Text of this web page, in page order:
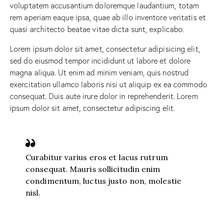
voluptatem accusantium doloremque laudantium, totam
rem aperiam eaque ipsa, quae ab illo inventore veritatis et
quasi architecto beatae vitae dicta sunt, explicabo.
Lorem ipsum dolor sit amet, consectetur adipisicing elit,
sed do eiusmod tempor incididunt ut labore et dolore
magna aliqua. Ut enim ad minim veniam, quis nostrud
exercitation ullamco laboris nisi ut aliquip ex ea commodo
consequat. Duis aute irure dolor in reprehenderit. Lorem
ipsum dolor sit amet, consectetur adipiscing elit.
Curabitur varius eros et lacus rutrum
consequat. Mauris sollicitudin enim
condimentum, luctus justo non, molestie
nisl.